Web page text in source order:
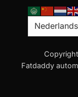
Fatdaddy